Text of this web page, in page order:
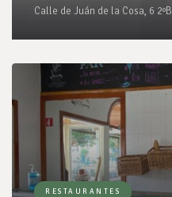
Calle de Juán de la Cosa, 6 2ºB
RESTAURANTES